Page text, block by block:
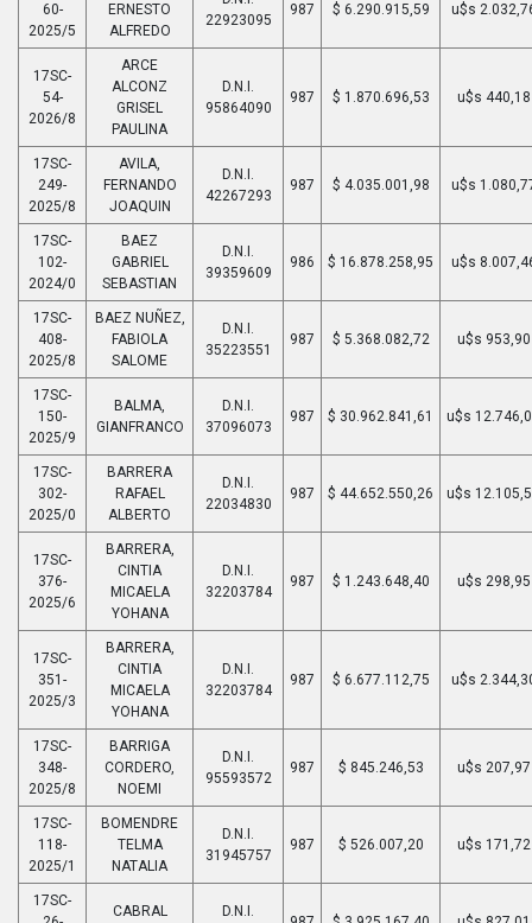
60-
2025/5
ERNESTO
ALFREDO
22923095
987 $ 6.290.915,59 u$s
17SC-
54-
2026/8
ARCE
ALCONZ
GRISEL
PAULINA
D.N.I.
95864090
987 $ 1.870.696,53 u$s 440,18
17SC-
249-
2025/8
AVILA,
FERNANDO
JOAQUIN
D.N.I.
42267293
987 $ 4.035.001,98 u$s
17SC-
102-
2024/0
BAEZ
GABRIEL
SEBASTIAN
D.N.I.
39359609
986 $ 16.878.258,95 u$s
17SC-
408-
2025/8
BAEZ NUÑEZ,
FABIOLA
SALOME
D.N.I.
35223551
987 $ 5.368.082,72 u$s 953,90
17SC-
150-
2025/9
BALMA,
GIANFRANCO
D.N.I.
37096073
987 $ 30.962.841,61 u$s
17SC-
302-
2025/0
BARRERA
RAFAEL
ALBERTO
D.N.I.
22034830
987 $ 44.652.550,26 u$s
17SC-
376-
2025/6
BARRERA,
CINTIA
MICAELA
YOHANA
D.N.I.
32203784
987 $ 1.243.648,40 u$s 298,95
17SC-
351-
2025/3
BARRERA,
CINTIA
MICAELA
YOHANA
D.N.I.
32203784
987 $ 6.677.112,75 u$s
17SC-
348-
2025/8
BARRIGA
CORDERO,
NOEMI
D.N.I.
95593572
987 $ 845.246,53 u$s 207,97
17SC-
118-
2025/1
BOMENDRE
TELMA
NATALIA
D.N.I.
31945757
987 $ 526.007,20 u$s 171,72
17SC-
CABRAL
D.N.I.